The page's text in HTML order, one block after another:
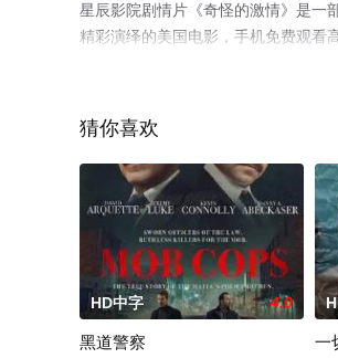
星辰影院剧情片《奇怪的激情》是一
精彩演绎的美国电影，手机免费观看
猜你喜欢
HD中字 4.0
黑道警察 一